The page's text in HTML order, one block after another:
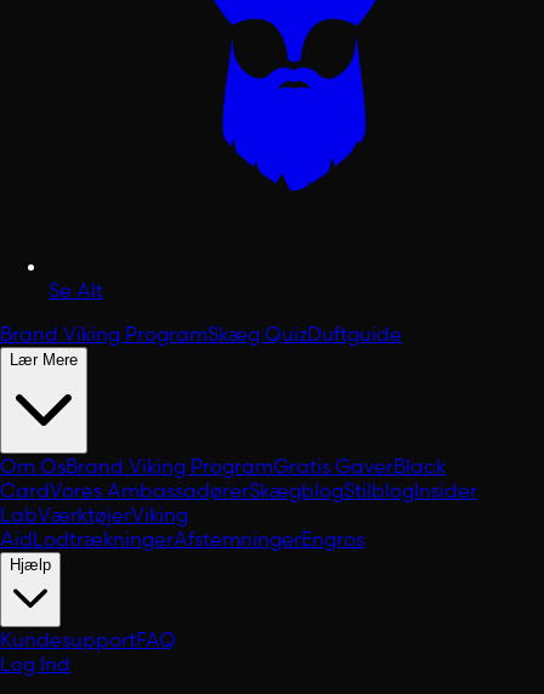
Se Alt
Brand Viking ProgramSkæg QuizDuftguide
Lær Mere
Om OsBrand Viking ProgramGratis GaverBlack
CardVores AmbassadørerSkægblogStilblogInsider
LabVærktøjerViking
AidLodtrækningerAfstemningerEngros
Hjælp
KundesupportFAQ
Log Ind